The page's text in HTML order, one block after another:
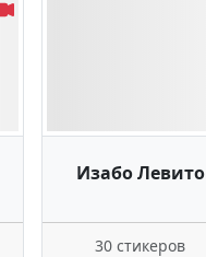
Изабо Левито
30 стикеров